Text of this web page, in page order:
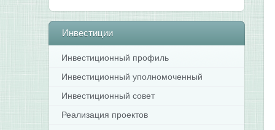
Инвестиции
Инвестиционный профиль
Инвестиционный уполномоченный
Инвестиционный совет
Реализация проектов